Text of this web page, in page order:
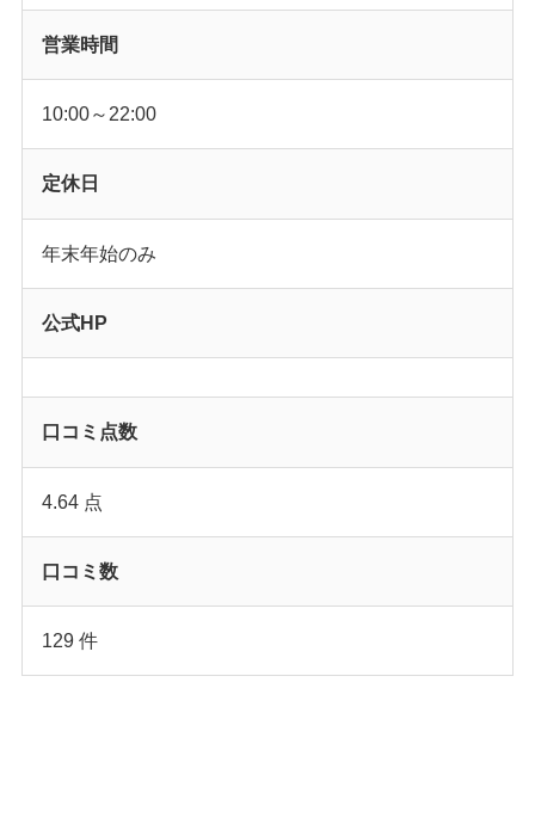
営業時間
10:00～22:00
定休日
年末年始のみ
公式HP
口コミ点数
4.64 点
口コミ数
129 件